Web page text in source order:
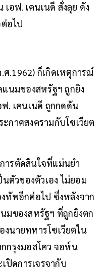
อฟ. เคนเนดี สั่งลุย ดัง
ต่อไป
.1962) ก็เกิดเหตุการณ์
แนมของสหรัฐฯ ถูกยิง
. เคนเนดี ถูกกดดัน
กาศสงครามกับโซเวียต
ารตัดสินใจที่แม่นยำ
ตัวของตัวเอง ไม่ยอม
ทัพอีกต่อไป ซึ่งหลังจาก
มของสหรัฐฯ ที่ถูกยิงตก
นายทหารโซเวียตใน
กกรุงมอสโคว จอห์น
ปิดการเจรจากับ